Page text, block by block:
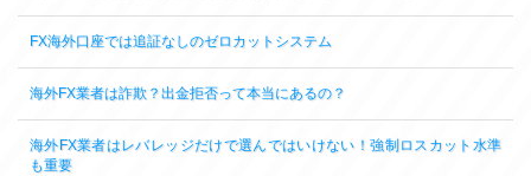
FX海外口座では追証なしのゼロカットシステム
海外FX業者は詐欺？出金拒否って本当にあるの？
海外FX業者はレバレッジだけで選んではいけない！強制ロスカット水準
も重要